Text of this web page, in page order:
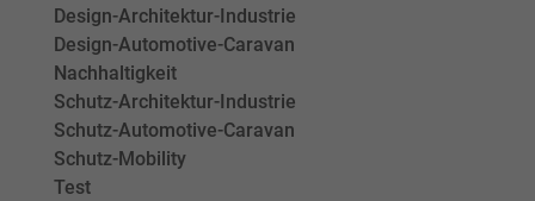
Design-Architektur-Industrie
Design-Automotive-Caravan
Nachhaltigkeit
Schutz-Architektur-Industrie
Schutz-Automotive-Caravan
Schutz-Mobility
Test